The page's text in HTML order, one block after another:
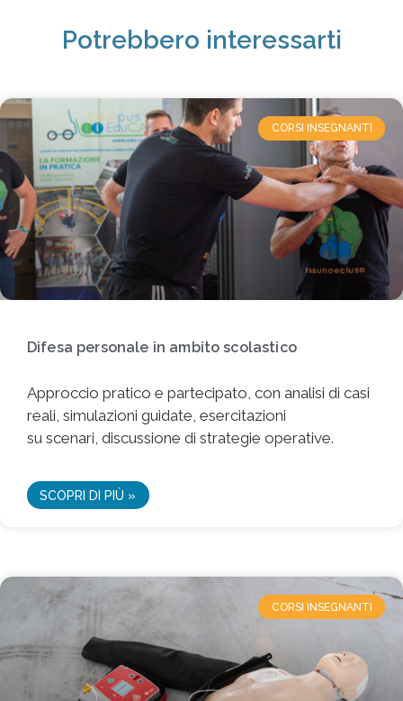
Potrebbero interessarti
CORSI INSEGNANTI
Difesa personale in ambito scolastico
Approccio pratico e partecipato, con analisi di casi
reali, simulazioni guidate, esercitazioni
su scenari, discussione di strategie operative.
SCOPRI DI PIÙ »
CORSI INSEGNANTI